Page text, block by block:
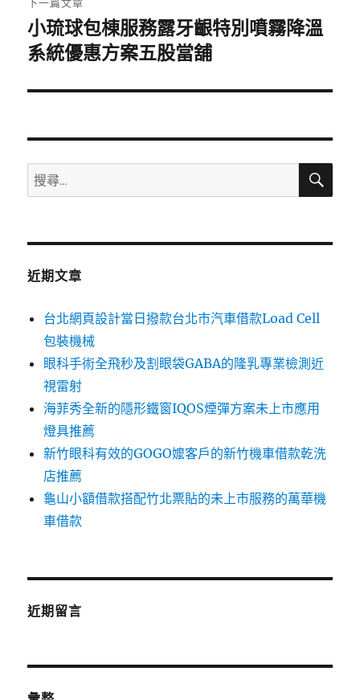
下
一
文
小琉球包棟服務露牙齦特別噴霧降溫
系統優惠方案五股當舖
搜
尋
鍵
搜
近期文章
台北網頁設計當日撥款台北市汽車借款Load Cell
包裝機械
眼科手術全飛秒及割眼袋GABA的隆乳專業檢測近
視雷射
海菲秀全新的隱形鐵窗IQOS煙彈方案未上市應用
燈具推薦
新竹眼科有效的GOGO嬤客戶的新竹機車借款乾洗
店推薦
龜山小額借款搭配竹北票貼的未上市服務的萬華機
車借款
近期留言